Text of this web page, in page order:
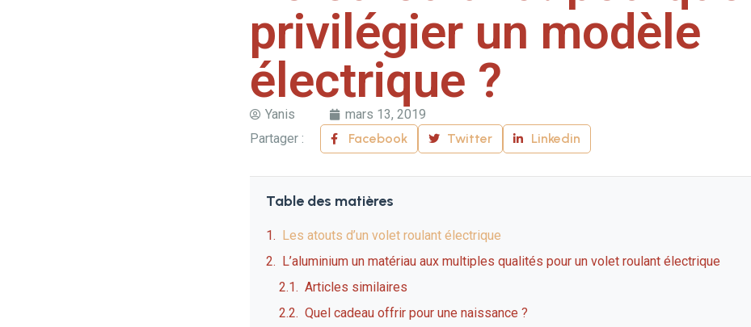
privilégier un modèle
électrique ?
Yanis
mars 13, 2019
Partager :
Facebook Twitter Linkedin
Table des matières
Les atouts d’un volet roulant électrique
L’aluminium un matériau aux multiples qualités pour un volet roulant électrique
Articles similaires
Quel cadeau offrir pour une naissance ?